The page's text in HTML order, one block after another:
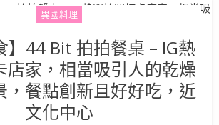
異國料理
】44 Bit 拍拍餐桌 – IG熱
店家，相當吸引人的乾燥
，餐點創新且好好吃，近
文化中心